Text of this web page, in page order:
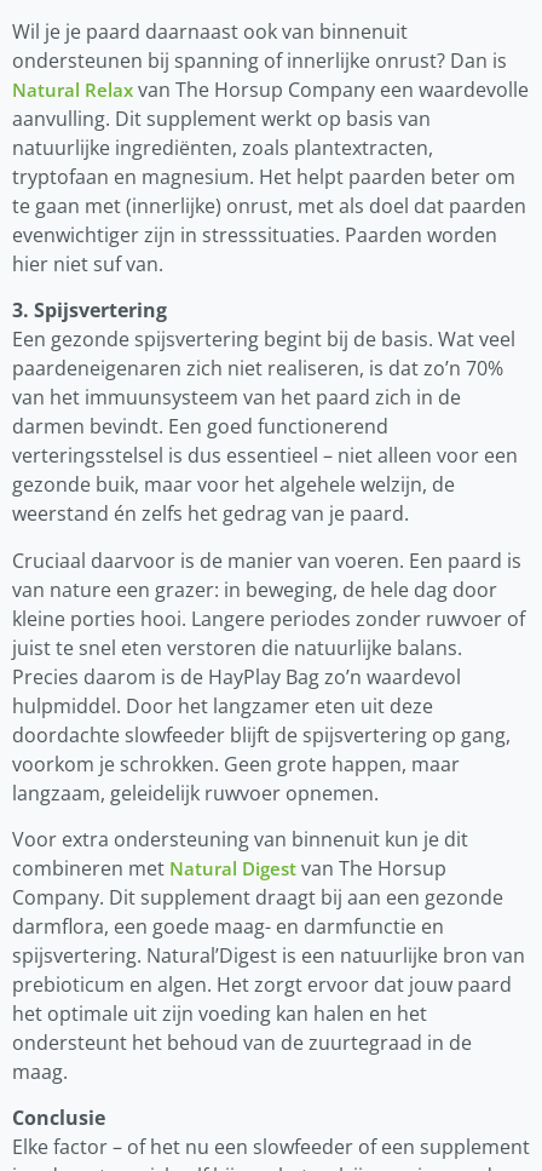
Wil je je paard daarnaast ook van binnenuit
ondersteunen bij spanning of innerlijke onrust? Dan is
Natural Relax van The Horsup Company een waardevolle
aanvulling. Dit supplement werkt op basis van
natuurlijke ingrediënten, zoals plantextracten,
tryptofaan en magnesium. Het helpt paarden beter om
te gaan met (innerlijke) onrust, met als doel dat paarden
evenwichtiger zijn in stresssituaties. Paarden worden
hier niet suf van.
3. Spijsvertering
Een gezonde spijsvertering begint bij de basis. Wat veel
paardeneigenaren zich niet realiseren, is dat zo’n 70%
van het immuunsysteem van het paard zich in de
darmen bevindt. Een goed functionerend
verteringsstelsel is dus essentieel – niet alleen voor een
gezonde buik, maar voor het algehele welzijn, de
weerstand én zelfs het gedrag van je paard.
Cruciaal daarvoor is de manier van voeren. Een paard is
van nature een grazer: in beweging, de hele dag door
kleine porties hooi. Langere periodes zonder ruwvoer of
juist te snel eten verstoren die natuurlijke balans.
Precies daarom is de HayPlay Bag zo’n waardevol
hulpmiddel. Door het langzamer eten uit deze
doordachte slowfeeder blijft de spijsvertering op gang,
voorkom je schrokken. Geen grote happen, maar
langzaam, geleidelijk ruwvoer opnemen.
Voor extra ondersteuning van binnenuit kun je dit
combineren met Natural Digest van The Horsup
Company. Dit supplement draagt bij aan een gezonde
darmflora, een goede maag- en darmfunctie en
spijsvertering. Natural’Digest is een natuurlijke bron van
prebioticum en algen. Het zorgt ervoor dat jouw paard
het optimale uit zijn voeding kan halen en het
ondersteunt het behoud van de zuurtegraad in de
maag.
Conclusie
Elke factor – of het nu een slowfeeder of een supplement